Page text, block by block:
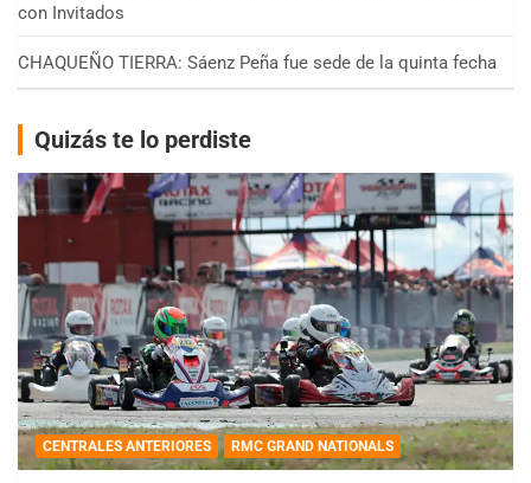
con Invitados
CHAQUEÑO TIERRA: Sáenz Peña fue sede de la quinta fecha
Quizás te lo perdiste
CENTRALES ANTERIORES RMC GRAND NATIONALS